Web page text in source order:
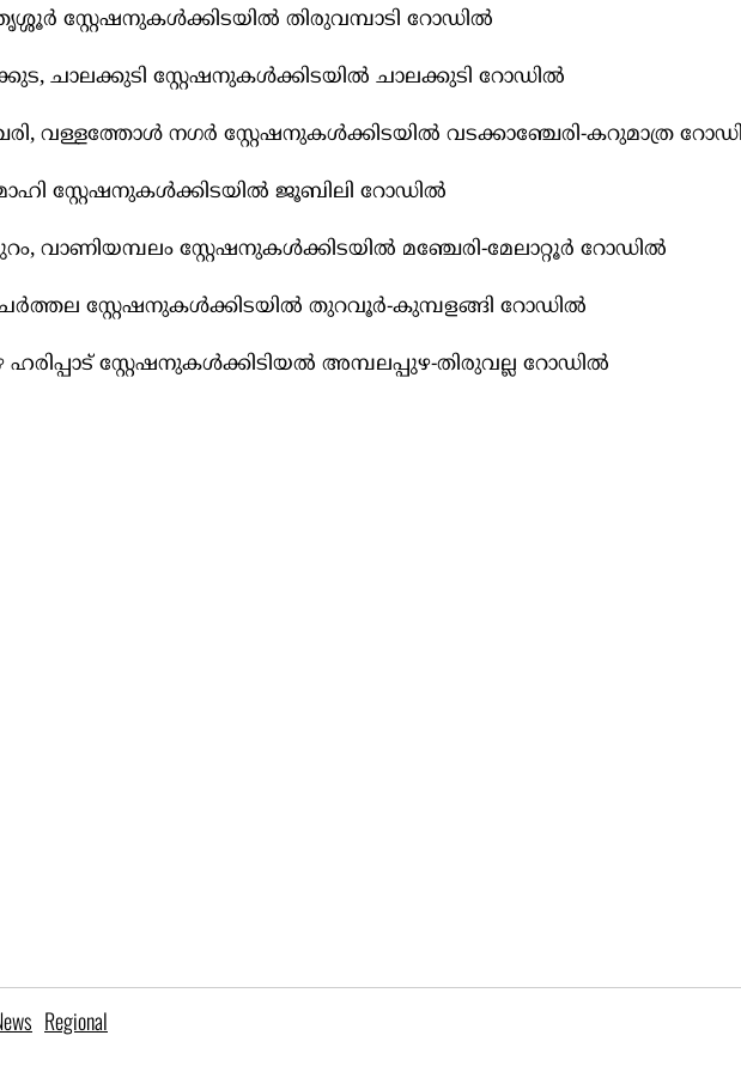
സ്റ്റേഷനുകള്‍ക്കിടയില്‍ തിരുവമ്പാടി റോഡില്‍
ചാലക്കുടി സ്റ്റേഷനുകള്‍ക്കിടയില്‍ ചാലക്കുടി റോഡില്‍
വള്ളത്തോള്‍ നഗർ സ്റ്റേഷനുകള്‍ക്കിടയില്‍ വടക്കാഞ്ചേരി-കറുമാത്ര
മാഹി സ്റ്റേഷനുകള്‍ക്കിടയില്‍ ജൂബിലി റോഡില്‍
വാണിയമ്പലം സ്റ്റേഷനുകള്‍ക്കിടയില്‍ മഞ്ചേരി-മേലാറ്റൂർ റോഡില്‍
സ്റ്റേഷനുകള്‍ക്കിടയില്‍ തുറവൂർ-കുമ്പളങ്ങി റോഡില്‍
സ്റ്റേഷനുകള്‍ക്കിടിയല്‍ അമ്പലപ്പുഴ-തിരുവല്ല റോഡില്‍
Regional